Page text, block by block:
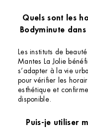
Quels sont les
Bodyminute
Les instituts de
Mantes La Jolie
s’adapter à la vie
pour vérifier les
esthétique et
disponible.
Puis-je utiliser